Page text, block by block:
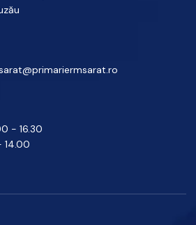
- 16.30
14.00